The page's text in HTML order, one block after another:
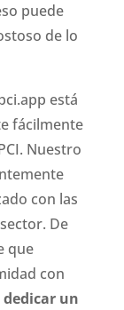
puede
de lo
está
fácilmente
Nuestro
con las
De
que
con
dedicar un